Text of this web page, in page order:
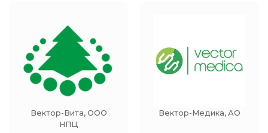
Вектор-Вита, ООО
НПЦ
Вектор-Медика, АО